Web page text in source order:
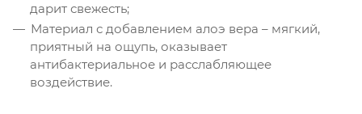
дарит свежесть;
Материал с добавлением алоэ вера – мягкий,
приятный на ощупь, оказывает
антибактериальное и расслабляющее
воздействие.